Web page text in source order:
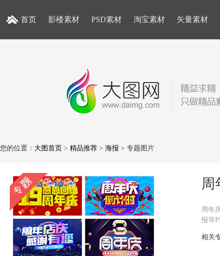
首页 影楼素材 PSD素材 淘宝素材 矢量素材
您的位置： 大图首页 > 精品推荐 > 海报 > 专题图片
周
周年
报等
相关